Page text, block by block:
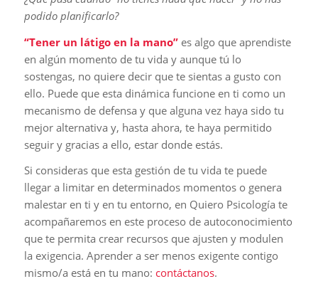
podido planificarlo?
“Tener un látigo en la mano”es algo que aprendiste
en algún momento de tu vida y aunque tú lo
sostengas, no quiere decir que te sientas a gusto con
ello. Puede que esta dinámica funcione en ti como un
mecanismo de defensa y que alguna vez haya sido tu
mejor alternativa y, hasta ahora, te haya permitido
seguir y gracias a ello, estar donde estás.
Si consideras que esta gestión de tu vida te puede
llegar a limitar en determinados momentos o genera
malestar en ti y en tu entorno, en Quiero Psicología te
acompañaremos en este proceso de autoconocimiento
que te permita crear recursos que ajusten y modulen
la exigencia. Aprender a ser menos exigente contigo
mismo/a está en tu mano: contáctanos.